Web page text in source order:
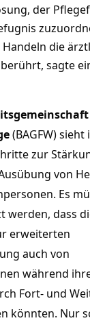
der
die
sagte
(BAGFW)
zur
von
Es
werden, dass
erweiterten
auch von
während
Fort- und
könnten. Nur